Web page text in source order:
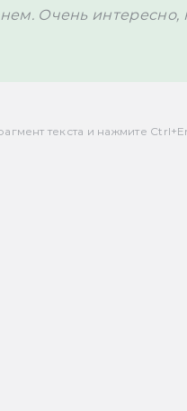
Очень
текста и нажмите